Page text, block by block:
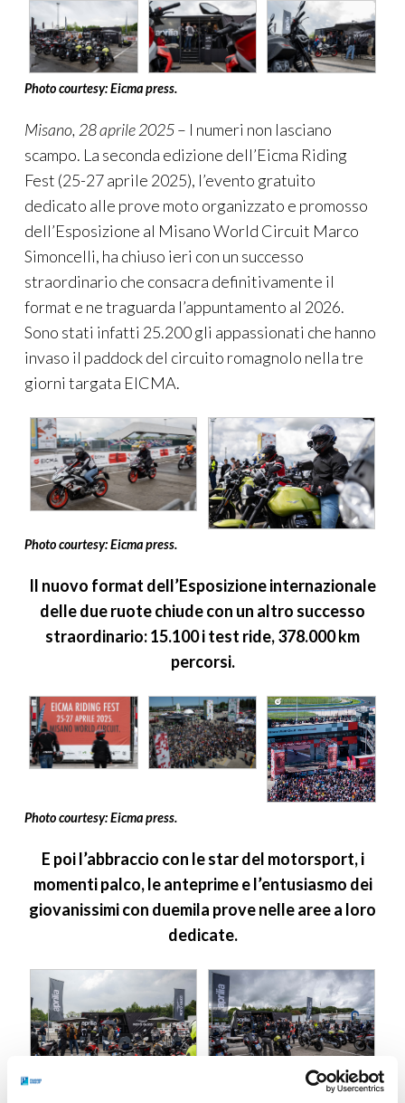
Photo courtesy: Eicma press.
Misano, 28 aprile 2025– I numeri non lasciano
scampo. La seconda edizione dell’Eicma Riding
Fest (25-27 aprile 2025), l’evento gratuito
dedicato alle prove moto organizzato e promosso
dell’Esposizione al Misano World Circuit Marco
Simoncelli, ha chiuso ieri con un successo
straordinario che consacra definitivamente il
format e ne traguarda l’appuntamento al 2026.
Sono stati infatti 25.200 gli appassionati che hanno
invaso il paddock del circuito romagnolo nella tre
giorni targata EICMA.
Photo courtesy: Eicma press.
Il nuovo format dell’Esposizione internazionale
delle due ruote chiude con un altro successo
straordinario: 15.100 i test ride, 378.000 km
percorsi.
Photo courtesy: Eicma press.
E poi l’abbraccio con le star del motorsport, i
momenti palco, le anteprime e l’entusiasmo dei
giovanissimi con duemila prove nelle aree a loro
dedicate.